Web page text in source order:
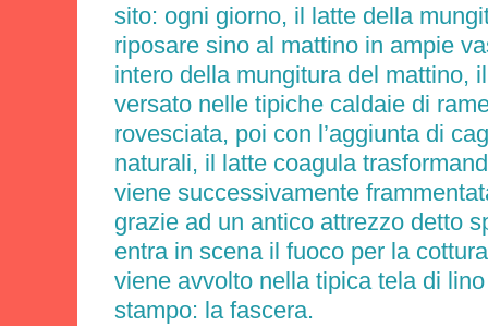
sito: ogni giorno, il latte della
riposare sino al mattino in ampie
intero della mungitura del mattino,
versato nelle tipiche caldaie di
rovesciata, poi con l’aggiunta di
naturali, il latte coagula
viene successivamente
grazie ad un antico attrezzo detto
entra in scena il fuoco per la
viene avvolto nella tipica tela di
stampo: la fascera.